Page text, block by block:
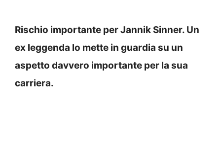
Rischio importante per Jannik Sinner. Un
ex leggenda lo mette in guardia su un
aspetto davvero importante per la sua
carriera.